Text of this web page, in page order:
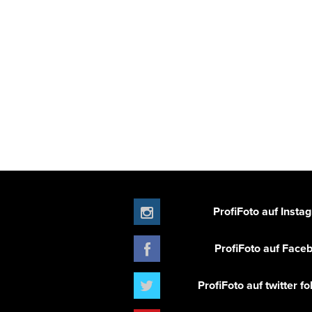
ProfiFoto auf
ProfiFoto auf
ProfiFoto auf twitter